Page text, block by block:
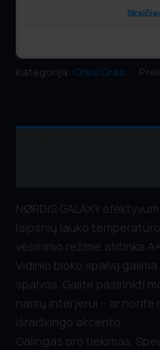
Kategorija: Oras/Oras
NØRDIS GALAXY
laipsnių lauko
vėsinimo režime atitinka
Vidinio bloko spalvą
spalvos. Galite pasirinkti
namų interjerui – ar
išraiškingo akcento.
Galingas oro tiekimas.